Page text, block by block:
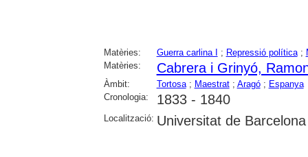
Matèries: Guerra carlina I ; Repressió política;
Matèries:
Cabrera i Grinyó,
Àmbit: Tortosa; Maestrat; Aragó; Espanya
Cronologia:
1833 - 1840
Localització: Universitat de Barcelona